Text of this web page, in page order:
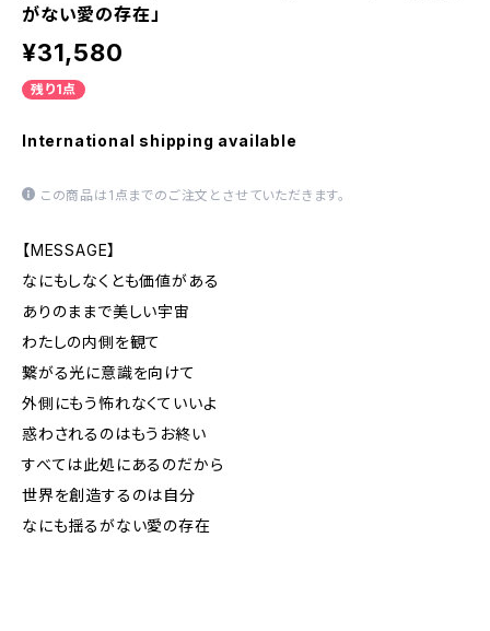
がない愛の存在」
¥31,580
残り1点
International shipping available
この商品は1点までのご注文とさせていただきます。
【MESSAGE】
なにもしなくとも価値がある
ありのままで美しい宇宙
わたしの内側を観て
繋がる光に意識を向けて
外側にもう怖れなくていいよ
惑わされるのはもうお終い
すべては此処にあるのだから
世界を創造するのは自分
なにも揺るがない愛の存在